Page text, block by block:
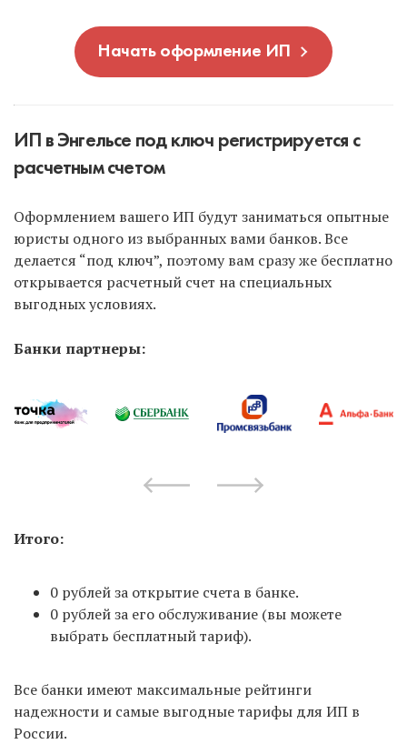
Начать оформление ИП
ИП в Энгельсе под ключ регистрируется с
расчетным счетом
Оформлением вашего ИП будут заниматься опытные
юристы одного из выбранных вами банков. Все
делается “под ключ”, поэтому вам сразу же бесплатно
открывается расчетный счет на специальных
выгодных условиях.
Банки партнеры:
Итого:
0 рублей за открытие счета в банке.
0 рублей за его обслуживание (вы можете
выбрать бесплатный тариф).
Все банки имеют максимальные рейтинги
надежности и самые выгодные тарифы для ИП в
России.